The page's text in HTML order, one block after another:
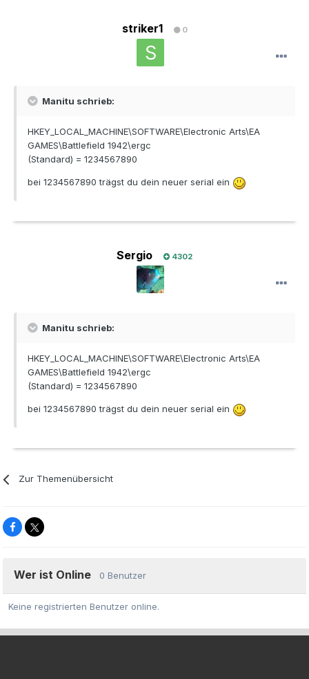
striker1 0
Manitu schrieb:
HKEY_LOCAL_MACHINE\SOFTWARE\Electronic Arts\EA
GAMES\Battlefield 1942\ergc
(Standard) = 1234567890
bei 1234567890 trägst du dein neuer serial ein
Sergio 4302
Manitu schrieb:
HKEY_LOCAL_MACHINE\SOFTWARE\Electronic Arts\EA
GAMES\Battlefield 1942\ergc
(Standard) = 1234567890
bei 1234567890 trägst du dein neuer serial ein
Zur Themenübersicht
Wer ist Online 0 Benutzer
Keine registrierten Benutzer online.